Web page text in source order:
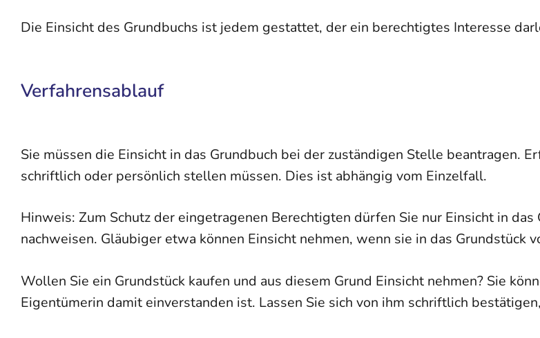
Die Einsicht des Grundbuchs ist jedem gestattet, der ein berechtigtes Interesse
Verfahrensablauf
Sie müssen die Einsicht in das Grundbuch bei der zuständigen Stelle beantragen.
schriftlich oder persönlich stellen müssen. Dies ist abhängig vom Einzelfall.
Hinweis: Zum Schutz der eingetragenen Berechtigten dürfen Sie nur Einsicht in
nachweisen. Gläubiger etwa können Einsicht nehmen, wenn sie in das Grundstück
Wollen Sie ein Grundstück kaufen und aus diesem Grund Einsicht nehmen? Sie
Eigentümerin damit einverstanden ist. Lassen Sie sich von ihm schriftlich